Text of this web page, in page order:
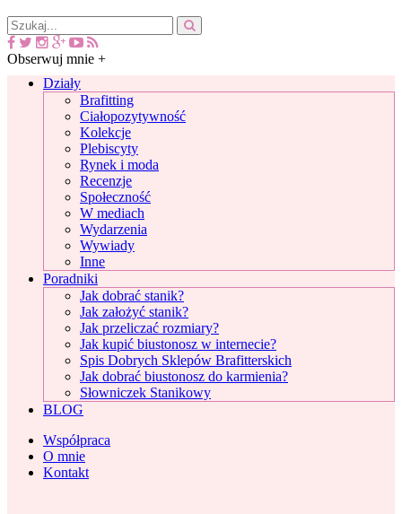
Obserwuj mnie +
Działy
Brafitting
Ciałopozytywność
Kolekcje
Plebiscyty
Rynek i moda
Recenzje
Społeczność
W mediach
Wydarzenia
Wywiady
Inne
Poradniki
Jak dobrać stanik?
Jak założyć stanik?
Jak przeliczać rozmiary?
Jak kupić biustonosz w internecie?
Spis Dobrych Sklepów Brafitterskich
Jak dobrać biustonosz do karmienia?
Słowniczek Stanikowy
BLOG
Współpraca
O mnie
Kontakt